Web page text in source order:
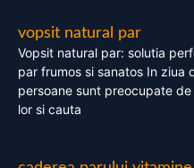
vopsit natural par
Vopsit natural par: solutia
par frumos si sanatos In ziua
persoane sunt preocupate
lor si cauta